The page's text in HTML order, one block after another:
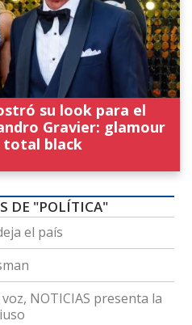
su look para el
Gravier: glamour
total black
DE "POLÍTICA"
el país
NOTICIAS presenta la